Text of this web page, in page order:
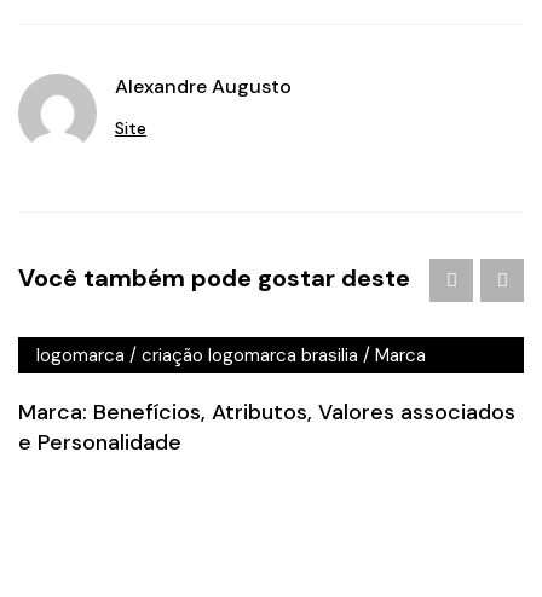
Alexandre Augusto
Site
Você também pode gostar deste
agencia de
publicidade em brasilia/Branding/ criação de logo
logomarca / criação logomarca brasilia / Marca
Marca: Benefícios, Atributos, Valores associados
e Personalidade